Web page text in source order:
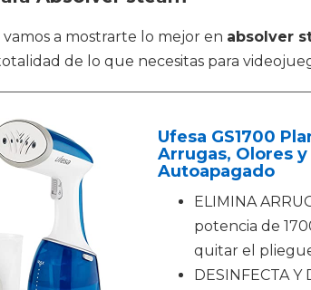
a mostrarte lo mejor en absolver
de lo que necesitas para
Ufesa GS1700
Arrugas, Olores
Autoapagado
ELIMINA
potencia de
quitar el
DESINFECTA